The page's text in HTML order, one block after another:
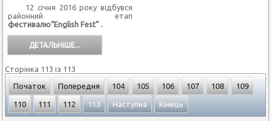
12 січня 2016 року відбувся
районний етап
фестивалю“English Fest” .
ДЕТАЛЬНІШЕ...
Сторінка 113 із 113
Початок
Попередня 104 105 106 107 108 109
110 111 112 113 Наступна Кінець